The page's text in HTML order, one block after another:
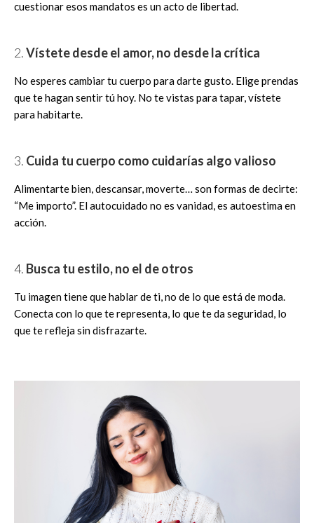
cuestionar esos mandatos es un acto de libertad.
2.Vístete desde el amor, no desde la crítica
No esperes cambiar tu cuerpo para darte gusto. Elige prendas
que te hagan sentir tú hoy. No te vistas para tapar, vístete
para habitarte.
3. Cuida tu cuerpo como cuidarías algo valioso
Alimentarte bien, descansar, moverte… son formas de decirte:
“Me importo”. El autocuidado no es vanidad, es autoestima en
acción.
4. Busca tu estilo, no el de otros
Tu imagen tiene que hablar de ti, no de lo que está de moda.
Conecta con lo que te representa, lo que te da seguridad, lo
que te refleja sin disfrazarte.